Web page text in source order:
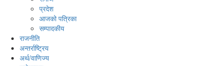
प्रदेश
आजको पत्रिका
सम्पादकीय
राजनीति
अन्तर्राष्ट्रिय
अर्थ/वाणिज्य